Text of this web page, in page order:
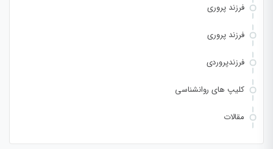
فرزند پروری
فرزند پروری
فرزندپروردی
کلیپ های روانشناسی
مقالات